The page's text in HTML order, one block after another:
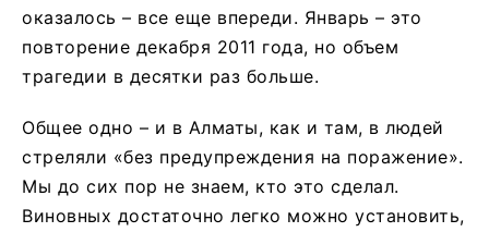
оказалось – все еще впереди. Январь – это
повторение декабря 2011 года, но объем
трагедии в десятки раз больше.
Общее одно – и в Алматы, как и там, в людей
стреляли «без предупреждения на поражение».
Мы до сих пор не знаем, кто это сделал.
Виновных достаточно легко можно установить,